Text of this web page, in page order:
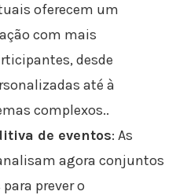
oferecem um
com mais
desde
até à
complexos..
de eventos: As
agora conjuntos
prever o